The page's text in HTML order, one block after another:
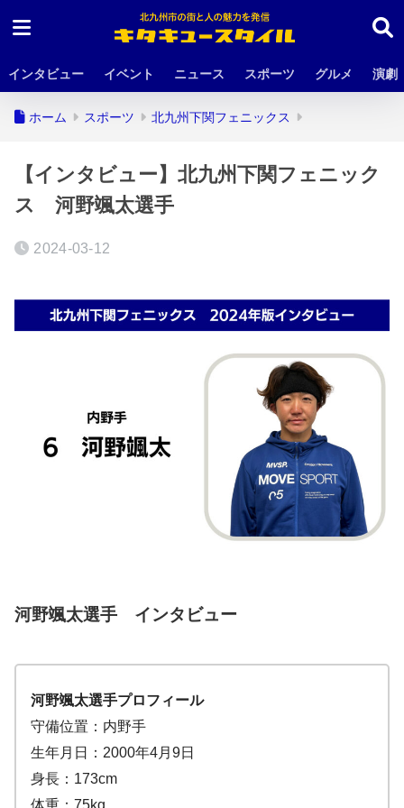
インタビュー イベント ニュース スポーツ グルメ 演劇
ホーム スポーツ 北九州下関フェニックス
【インタビュー】北九州下関フェニック
ス 河野颯太選手
2024-03-12
河野颯太選手 インタビュー
河野颯太選手プロフィール
守備位置：内野手
生年月日：2000年4月9日
身長：173cm
体重：75kg